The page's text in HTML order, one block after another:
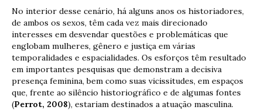
No interior desse cenário, há alguns anos os historiadores,
de ambos os sexos, têm cada vez mais direcionado
interesses em desvendar questões e problemáticas que
englobam mulheres, gênero e justiça em várias
temporalidades e espacialidades. Os esforços têm resultado
em importantes pesquisas que demonstram a decisiva
presença feminina, bem como suas vicissitudes, em espaços
que, frente ao silêncio historiográfico e de algumas fontes
(Perrot, 2008), estariam destinados a atuação masculina.